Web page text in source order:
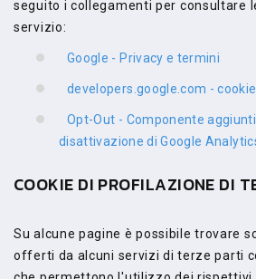
seguito i collegamenti per consultare
servizio:
Google - Privacy e termini
developers.google.com -
Opt-Out - Componente
disattivazione di Google
COOKIE DI PROFILAZIONE DI
Su alcune pagine è possibile trovare
offerti da alcuni servizi di terze parti